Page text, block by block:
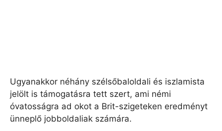
Ugyanakkor néhány szélsőbaloldali és iszlamista
jelölt is támogatásra tett szert, ami némi
óvatosságra ad okot a Brit-szigeteken eredményt
ünneplő jobboldaliak számára.